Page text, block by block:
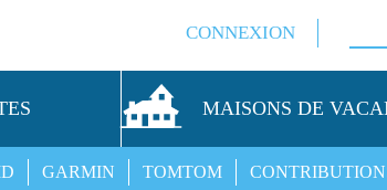
CONNEXION
MAISONS DE
TOMTOM
GARMIN